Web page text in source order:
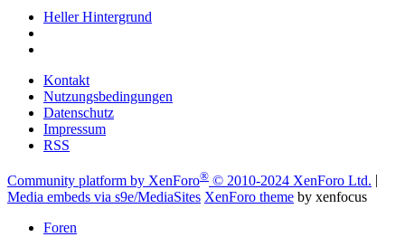
Heller Hintergrund
Kontakt
Nutzungsbedingungen
Datenschutz
Impressum
RSS
Community platform by XenForo® © 2010-2024 XenForo Ltd.
Media embeds via s9e/MediaSites XenForo theme by xenfocus
Foren